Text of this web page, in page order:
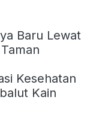
Baru Lewat
Kesehatan
Kain